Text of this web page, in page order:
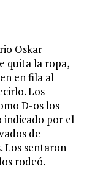
Oskar
quita la ropa,
en fila al
Los
D-os los
indicado por el
de
Los sentaron
rodeó.